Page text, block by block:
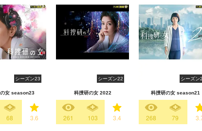
シーズン23
女 season23
68 3.6
シーズン22
科捜研の女 2022
261 103 3.4
シーズン
科捜研の女 season21
268 79